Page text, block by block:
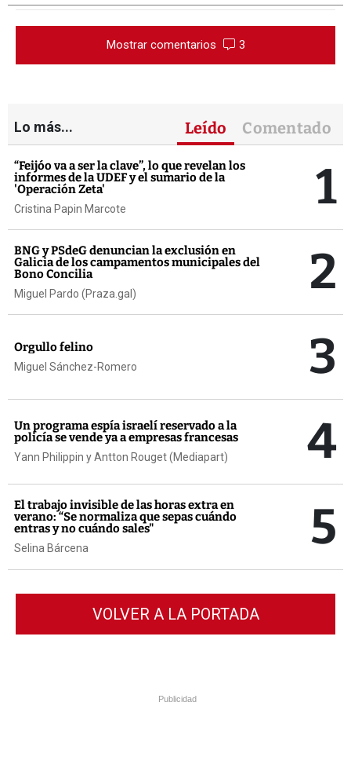
Mostrar comentarios 3
Lo más... Leído Comentado
“Feijóo va a ser la clave”, lo que revelan los
informes de la UDEF y el sumario de la
'Operación Zeta'
Cristina Papin Marcote 1
BNG y PSdeG denuncian la exclusión en
Galicia de los campamentos municipales del
Bono Concilia
Miguel Pardo (Praza.gal) 2
Orgullo felino
Miguel Sánchez-Romero 3
Un programa espía israelí reservado a la
policía se vende ya a empresas francesas
Yann Philippin y Antton Rouget (Mediapart) 4
El trabajo invisible de las horas extra en
verano: “Se normaliza que sepas cuándo
entras y no cuándo sales"
Selina Bárcena 5
VOLVER A LA PORTADA
Publicidad